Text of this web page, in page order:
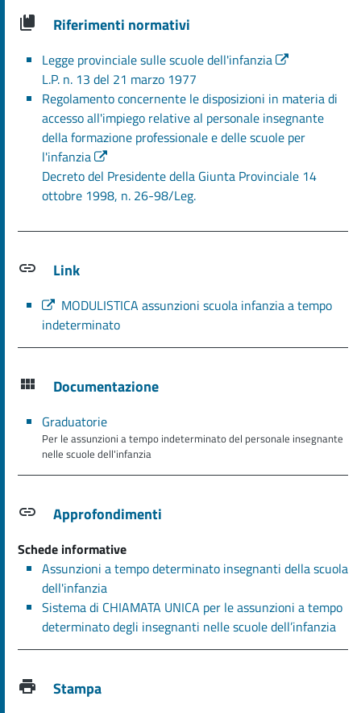
Riferimenti normativi
Legge provinciale sulle scuole dell'infanzia
L.P. n. 13 del 21 marzo 1977
Regolamento concernente le disposizioni in materia di
accesso all'impiego relative al personale insegnante
della formazione professionale e delle scuole per
l'infanzia
Decreto del Presidente della Giunta Provinciale 14
ottobre 1998, n. 26-98/Leg.
Link
MODULISTICA assunzioni scuola infanzia a tempo
indeterminato
Documentazione
Graduatorie
Per le assunzioni a tempo indeterminato del personale insegnante
nelle scuole dell'infanzia
Approfondimenti
Schede informative
Assunzioni a tempo determinato insegnanti della scuola
dell'infanzia
Sistema di CHIAMATA UNICA per le assunzioni a tempo
determinato degli insegnanti nelle scuole dell’infanzia
Stampa